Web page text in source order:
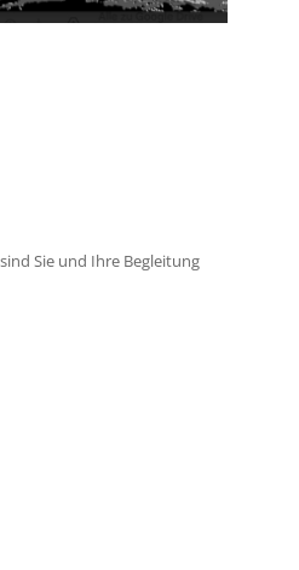
Sie und Ihre Begleitung